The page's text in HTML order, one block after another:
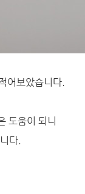
어보았습니다.
도움이 되니
다.